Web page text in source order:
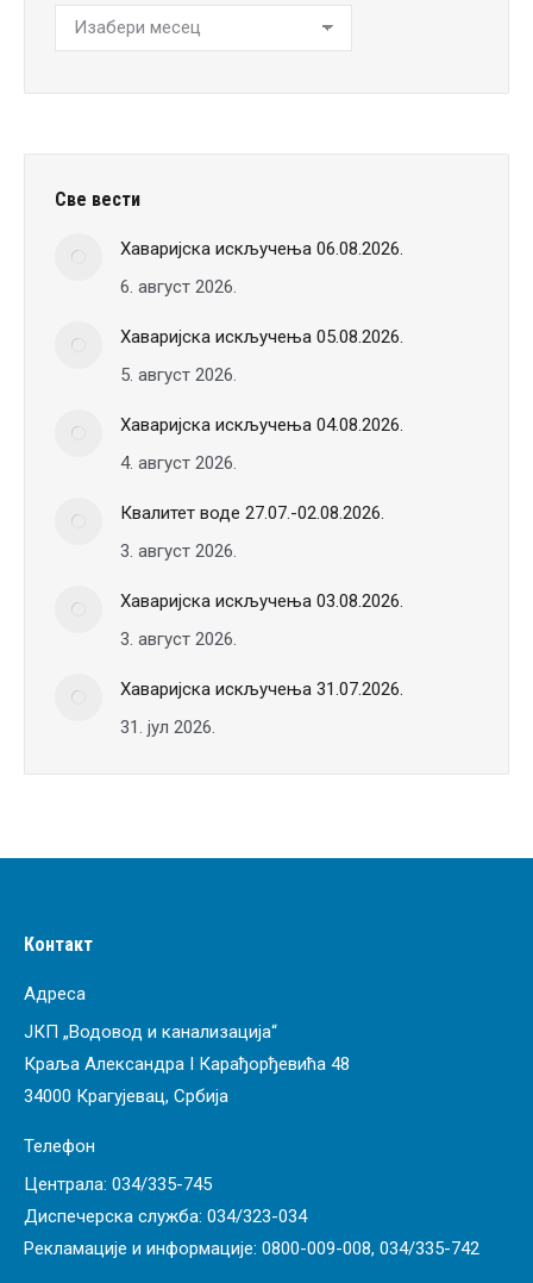
Хронологија
вести
Све вести
Хаваријска искључења 06.08.2026.
6. август 2026.
Хаваријска искључења 05.08.2026.
5. август 2026.
Хаваријска искључења 04.08.2026.
4. август 2026.
Квалитет воде 27.07.-02.08.2026.
3. август 2026.
Хаваријска искључења 03.08.2026.
3. август 2026.
Хаваријска искључења 31.07.2026.
31. јул 2026.
Контакт
Адреса
ЈКП „Водовод и канализација“
Краља Александра I Карађорђевића 48
34000 Крагујевац, Србија
Телефон
Централа: 034/335-745
Диспечерска служба: 034/323-034
Рекламације и информације: 0800-009-008, 034/335-742